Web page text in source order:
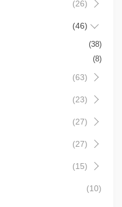
(26)
(46)
(38)
(8)
(63)
(23)
(27)
(27)
(15)
(10)